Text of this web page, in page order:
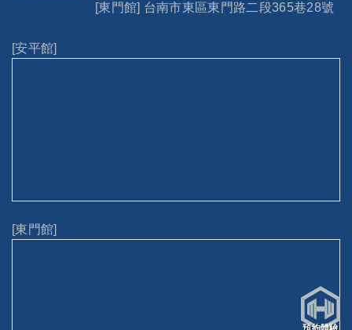
[東門館] 台南市東區東門路二段365巷28號
[安平館]
[東門館]
預約體驗